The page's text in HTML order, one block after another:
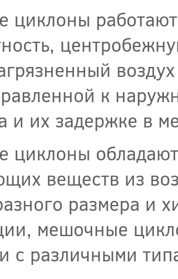
к
и их задержке в
веществ из
размера и
мешочные
с различными